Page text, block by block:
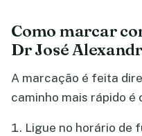
Como marcar
Dr José
A marcação é feita
caminho mais rápido é
Ligue no horário de